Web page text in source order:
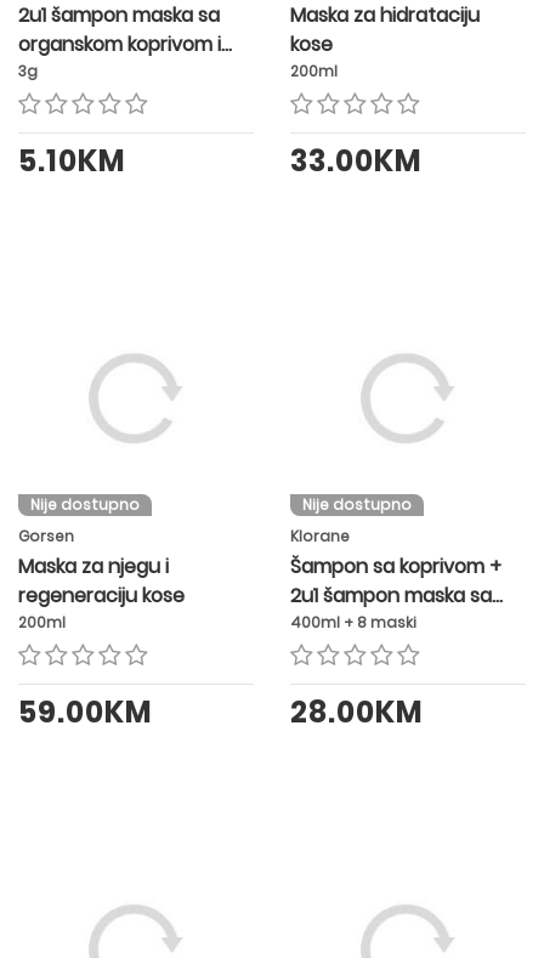
2u1 šampon maska sa
organskom koprivom i
glinom A1
3g
5.10KM
Maska za hidrataciju
kose
200ml
33.00KM
Nije dostupno
Gorsen
Maska za njegu i
regeneraciju kose
200ml
59.00KM
Nije dostupno
Klorane
Šampon sa koprivom +
2u1 šampon maska sa
koprivom i glinom GRATIS
400ml + 8 maski
28.00KM